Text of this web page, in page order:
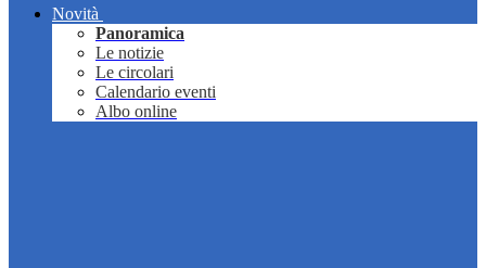
Novità
Panoramica
Le notizie
Le circolari
Calendario eventi
Albo online